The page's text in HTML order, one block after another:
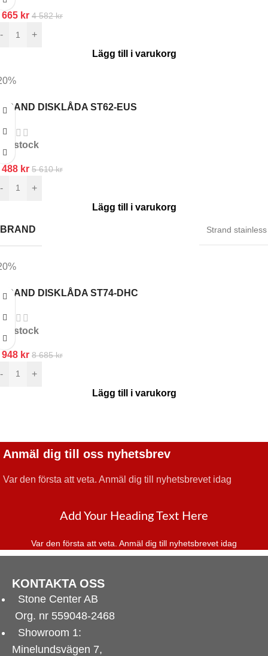
665 kr 4 582kr
-
+
Lägg till i varukorg
DISKLÅDA ST62-EUS
In stock
488 kr 5 610kr
-
+
Lägg till i varukorg
BRAND Strand stainless
DISKLÅDA ST74-DHC
In stock
948 kr 8 685kr
-
+
Lägg till i varukorg
Anmäl dig till oss nyhetsbrev
Var den första att veta. Anmäl dig till nyhetsbrevet idag
Add Your Heading Text Here
Var den första att veta. Anmäl dig till nyhetsbrevet idag
KONTAKTA OSS
Stone Center AB
Org. nr 559048-2468
Showroom 1:
Minelundsvägen 7,